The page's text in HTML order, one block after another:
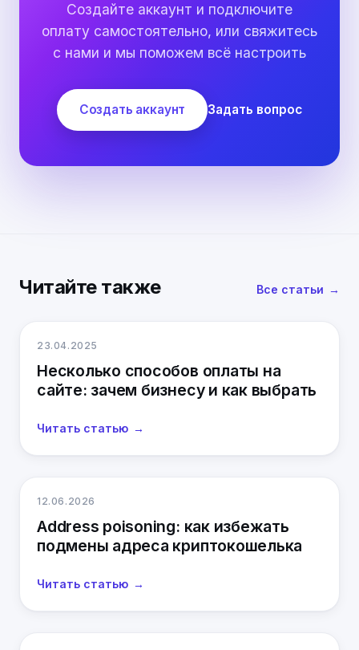
Создайте аккаунт и подключите
оплату самостоятельно, или свяжитесь
с нами и мы поможем всё настроить
Создать аккаунт Задать вопрос
Читайте также Все статьи
23.04.2025
Несколько способов оплаты на
сайте: зачем бизнесу и как выбрать
Читать статью
12.06.2026
Address poisoning: как избежать
подмены адреса криптокошелька
Читать статью